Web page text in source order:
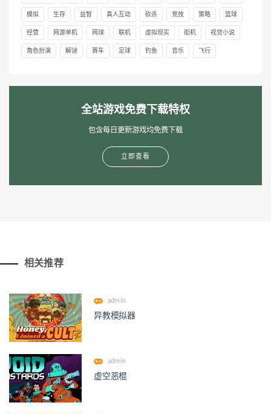
模拟 生存 益智 真人互动 砍杀 竞技 策略 篮球
经营 网游单机 网球 联机 虚拟现实 街机 视觉小说
角色扮演 解谜 赛车 足球 钓鱼 音乐 飞行
全站游戏免费下载特权
包含每日更新游戏均免费下载
立即查看
相关推荐
admin
异教模拟器
admin
虚空恶棍